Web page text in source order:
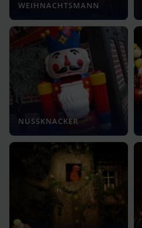
WEIHNACHTSMANN
NUSSKNACKER